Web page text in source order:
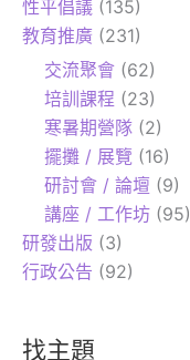
性平倡議 (135)
教育推廣 (231)
交流聚會 (62)
培訓課程 (23)
寒暑期營隊 (2)
擺攤 / 展覽 (16)
研討會 / 論壇 (9)
講座 / 工作坊 (95)
研發出版 (3)
行政公告 (92)
找主題